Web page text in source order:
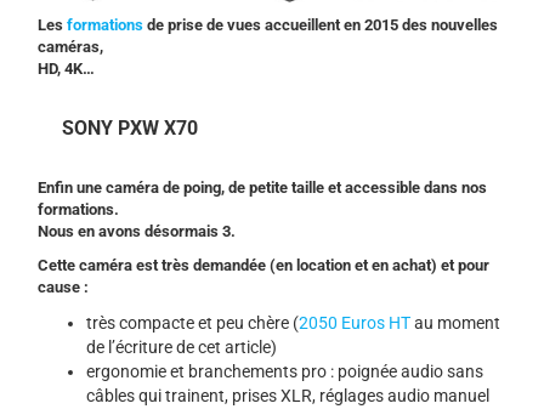
Lesformations de prise de vues accueillent en 2015 des nouvelles
caméras,
HD, 4K…
SONY PXW X70
Enfin une caméra de poing, de petite taille et accessible dans nos
formations.
Nous en avons désormais 3.
Cette caméra est très demandée (en location et en achat) et pour
cause :
très compacte et peu chère (2050 Euros HTau moment
de l’écriture de cet article)
ergonomie et branchements pro : poignée audio sans
câbles qui trainent, prises XLR, réglages audio manuel